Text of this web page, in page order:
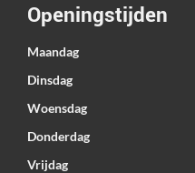
Openingstijden
Maandag
Dinsdag
Woensdag
Donderdag
Vrijdag